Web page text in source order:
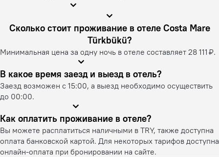
Сколько стоит проживание в отеле Costa Mare
Türkbükü?
Минимальная цена за одну ночь в отеле составляет 28 111 ₽.
В какое время заезд и выезд в отель?
Заезд возможен с 15:00, а выезд необходимо осуществить
до 00:00.
Как оплатить проживание в отеле?
Вы можете расплатиться наличными в TRY, также доступна
оплата банковской картой. Для некоторых тарифов доступна
онлайн-оплата при бронировании на сайте.